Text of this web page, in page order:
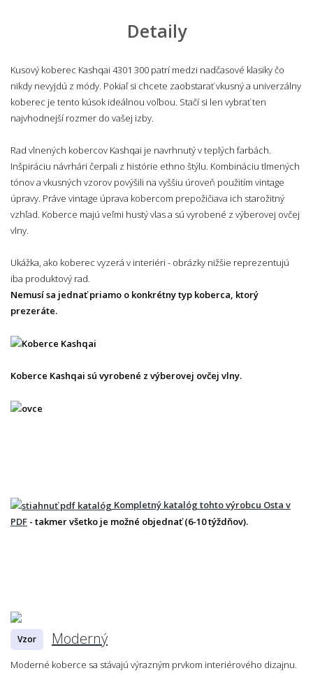
Detaily
Kusový koberec Kashqai 4301 300 patrí medzi nadčasové klasiky čo
nikdy nevyjdú z módy. Pokiaľ si chcete zaobstarať vkusný a univerzálny
koberec je tento kúsok ideálnou voľbou. Stačí si len vybrať ten
najvhodnejší rozmer do vašej izby.
Rad vlnených kobercov Kashqai je navrhnutý v teplých farbách.
Inšpiráciu návrhári čerpali z histórie ethno štýlu. Kombináciu tlmených
tónov a vkusných vzorov povýšili na vyššiu úroveň použitím vintage
úpravy. Práve vintage úprava kobercom prepožičiava ich starožitný
vzhľad. Koberce majú veľmi hustý vlas a sú vyrobené z výberovej ovčej
vlny.
Ukážka, ako koberec vyzerá v interiéri - obrázky nižšie reprezentujú
iba produktový rad.
Nemusí sa jednať priamo o konkrétny typ koberca, ktorý
prezeráte.
Koberce Kashqai sú vyrobené z výberovej ovčej vlny.
Kompletný katalóg tohto výrobcu Osta v
PDF - takmer všetko je možné objednať (6-10 týždňov).
Vzor Moderný
Moderné koberce sa stávajú výrazným prvkom interiérového dizajnu.